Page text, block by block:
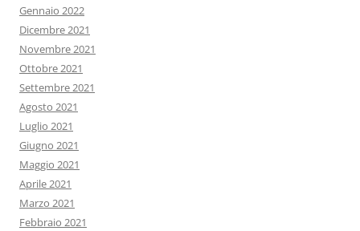
Gennaio 2022
Dicembre 2021
Novembre 2021
Ottobre 2021
Settembre 2021
Agosto 2021
Luglio 2021
Giugno 2021
Maggio 2021
Aprile 2021
Marzo 2021
Febbraio 2021